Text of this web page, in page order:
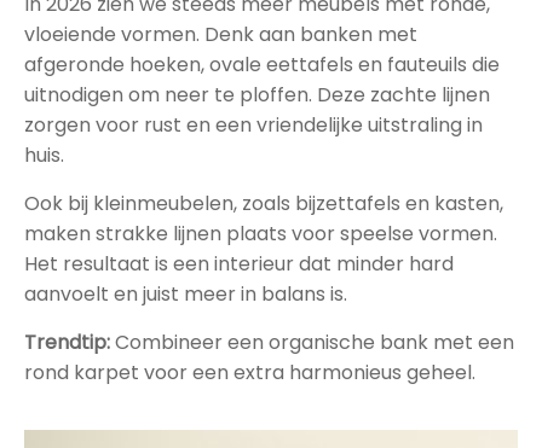
vloeiende vormen. Denk aan banken met
afgeronde hoeken, ovale eettafels en fauteuils die
uitnodigen om neer te ploffen. Deze zachte lijnen
zorgen voor rust en een vriendelijke uitstraling in
huis.
Ook bij kleinmeubelen, zoals bijzettafels en kasten,
maken strakke lijnen plaats voor speelse vormen.
Het resultaat is een interieur dat minder hard
aanvoelt en juist meer in balans is.
Trendtip:Combineer een organische bank met een
rond karpet voor een extra harmonieus geheel.